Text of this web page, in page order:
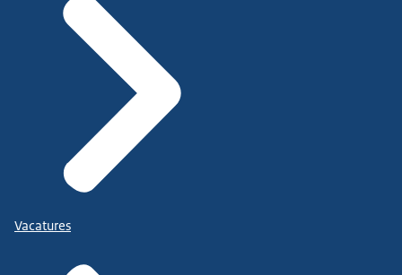
Vacatures